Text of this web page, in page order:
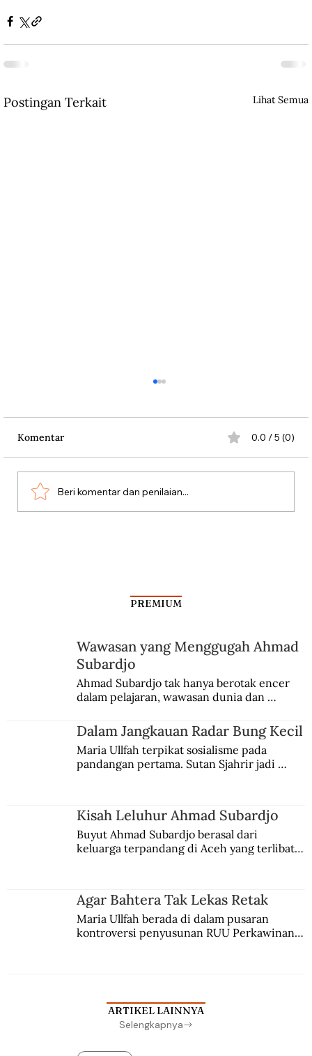
Postingan Terkait Lihat Semua
Dari Srebrenica ke Palestina
Komentar 0.0 / 5 (0)
Beri komentar dan penilaian...
PREMIUM
Wawasan yang Menggugah Ahmad
Subardjo
Ahmad Subardjo tak hanya berotak encer
dalam pelajaran, wawasan dunia dan
Jules Verne, Multatuli, hingga Sun Yat-sen.
Dalam Jangkauan Radar Bung Kecil
Maria Ullfah terpikat sosialisme pada
pandangan pertama. Sutan Sjahrir jadi
Kisah Leluhur Ahmad Subardjo
Buyut Ahmad Subardjo berasal dari
keluarga terpandang di Aceh yang terlibat
Agar Bahtera Tak Lekas Retak
Maria Ullfah berada di dalam pusaran
kontroversi penyusunan RUU Perkawinan.
ARTIKEL LAINNYA
Selengkapnya